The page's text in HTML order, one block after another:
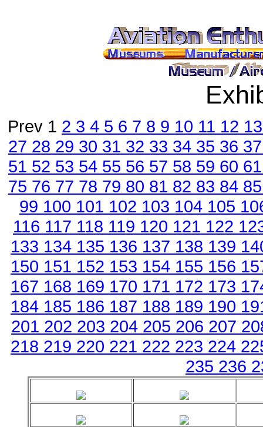
Prev 1 2 3 4 5 6 7 8 9 10 11 12
27 28 29 30 31 32 33 34 35 36
51 52 53 54 55 56 57 58 59 60
75 76 77 78 79 80 81 82 83 84
99 100 101 102 103 104 105
116 117 118 119 120 121 122
133 134 135 136 137 138 139
150 151 152 153 154 155 156
167 168 169 170 171 172 173
184 185 186 187 188 189 190
201 202 203 204 205 206 207
218 219 220 221 222 223 224
235 236